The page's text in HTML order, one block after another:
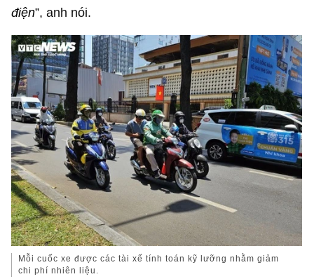
điện”, anh nói.
Mỗi cuốc xe được các tài xế tính toán kỹ lưỡng nhằm giảm
chi phí nhiên liệu.